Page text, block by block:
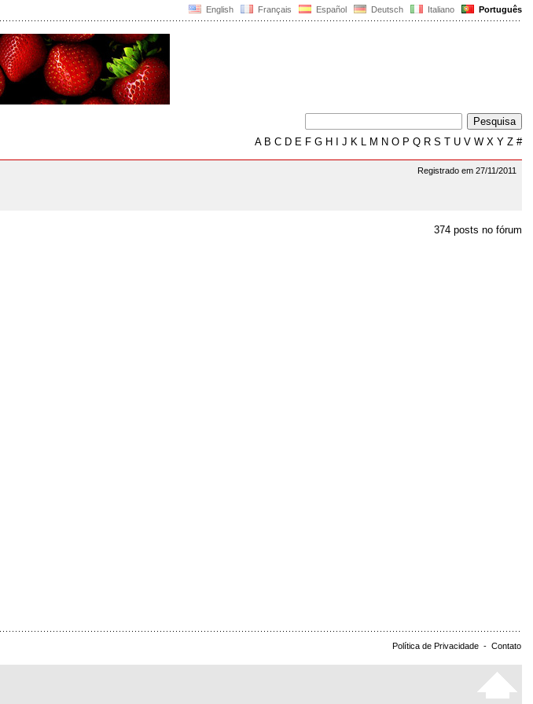
English Français Español Deutsch Italiano Português
AB C D E F G H J K L M N O P Q R S T U V W X Y Z #
Registrado em 27/11/2011
374 posts no fórum
Política de Privacidade - Contato